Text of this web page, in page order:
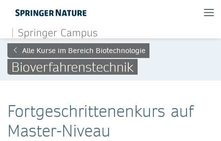
Springer Campus
Alle Kurse im Bereich Biotechnologie
Bioverfahrenstechnik
Fortgeschrittenenkurs auf
Master-Niveau